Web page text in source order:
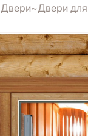
Двери Двери